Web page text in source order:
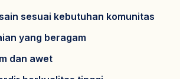
sesuai kebutuhan komunitas
yang beragam
dan awet